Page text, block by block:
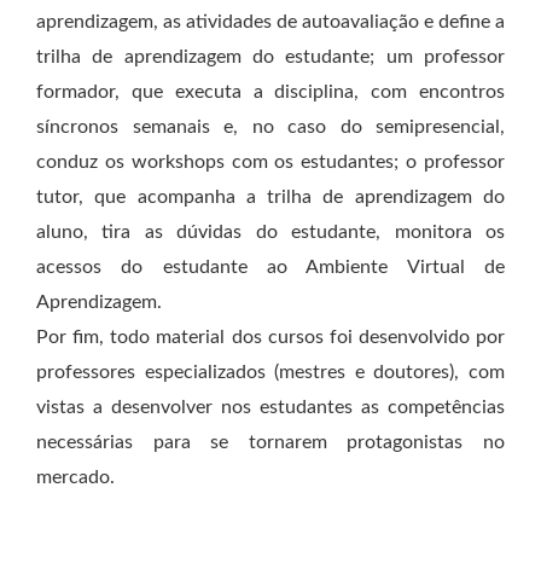
aprendizagem, as atividades de autoavaliação e define a
trilha de aprendizagem do estudante; um professor
formador, que executa a disciplina, com encontros
síncronos semanais e, no caso do semipresencial,
conduz os workshops com os estudantes; o professor
tutor, que acompanha a trilha de aprendizagem do
aluno, tira as dúvidas do estudante, monitora os
acessos do estudante ao Ambiente Virtual de
Aprendizagem.
Por fim, todo material dos cursos foi desenvolvido por
professores especializados (mestres e doutores), com
vistas a desenvolver nos estudantes as competências
necessárias para se tornarem protagonistas no
mercado.